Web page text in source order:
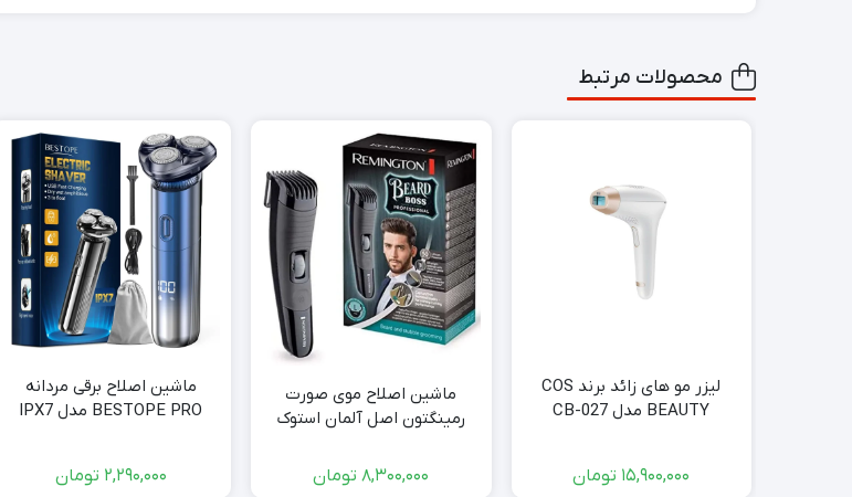
محصولات مرتبط
لیزر مو های زائد برند COS
BEAUTY مدل CB-027
15,900,000 تومان
ماشین اصلاح موی صورت
رمینگتون اصل آلمان استوک
8,300,000 تومان
ماشین اصلاح برقی مردانه
BESTOPE PRO مدل IPX7
2,290,000 تومان